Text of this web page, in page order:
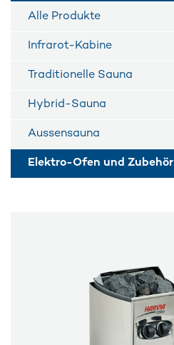
Alle Produkte
Infrarot-Kabine
Traditionelle Sauna
Hybrid-Sauna
Aussensauna
Elektro-Ofen und Zubehör